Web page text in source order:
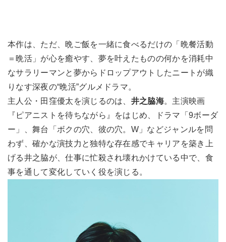
本作は、ただ、晩ご飯を一緒に食べるだけの「晩餐活動
＝晩活」が心を癒やす、夢を叶えたものの何かを消耗中
なサラリーマンと夢からドロップアウトしたニートが織
りなす深夜の“晩活”グルメドラマ。
主人公・田窪優太を演じるのは、 井之脇海。主演映画
『ピアニストを待ちながら』をはじめ、ドラマ「9ボーダ
ー」、舞台「ボクの穴、彼の穴。W」などジャンルを問
わず、確かな演技力と独特な存在感でキャリアを築き上
げる井之脇が、仕事に忙殺され壊れかけている中で、食
事を通して変化していく役を演じる。